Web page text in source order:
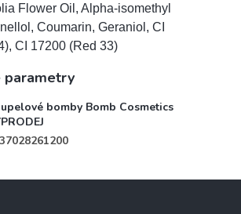
Flower Oil, Alpha-isomethyl
Coumarin, Geraniol, CI
CI 17200 (Red 33)
parametry
bomby Bomb Cosmetics